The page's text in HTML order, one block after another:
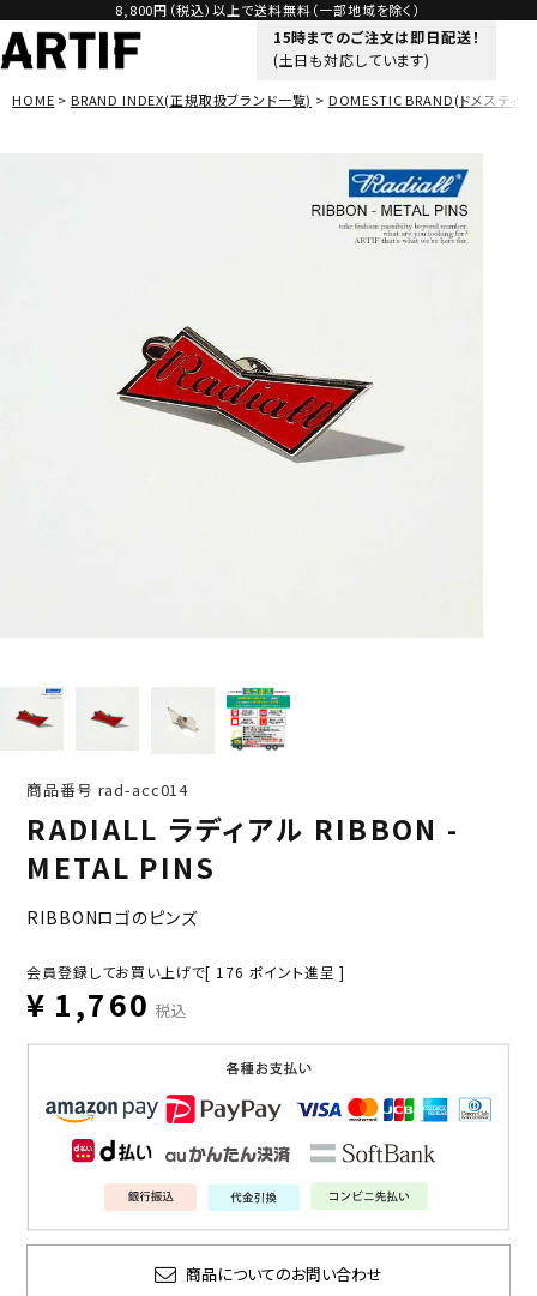
8,800円（税込）以上で送料無料（一部地域を除く）
15時までのご注文は即日配送！
(土日も対応しています)
HOME BRAND INDEX(正規取扱ブランド一覧) DOMESTIC BRAND(ドメスティッ
商品番号 rad-acc014
RADIALL ラディアル RIBBON -
METAL PINS
RIBBONロゴのピンズ
会員登録してお買い上げで[ 176 ポイント進呈 ]
¥ 1,760 税込
商品についてのお問い合わせ